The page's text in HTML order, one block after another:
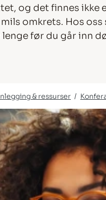
og det finnes ikke
omkrets. Hos
før du går inn
& ressurser